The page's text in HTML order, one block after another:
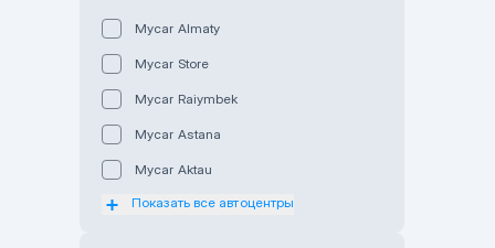
Mycar Almaty
Mycar Store
Mycar Raiymbek
Mycar Astana
Mycar Aktau
Mycar Uralsk
Показать все автоцентры